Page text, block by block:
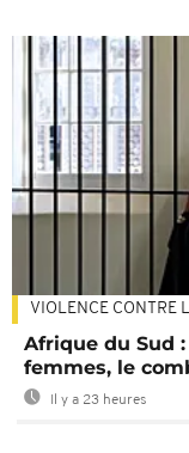
VIOLENCE CONTRE
Afrique du Sud
femmes, le
Il y a 23 heures